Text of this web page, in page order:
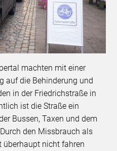
machten mit einer
auf die Behinderung und
in der Friedrichstraße in
ist die Straße ein
Bussen, Taxen und dem
den Missbrauch als
überhaupt nicht fahren